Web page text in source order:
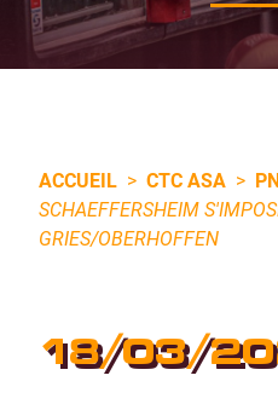
ACCUEIL > CTC ASA >
SCHAEFFERSHEIM
GRIES/OBERHOFFEN
18/03/